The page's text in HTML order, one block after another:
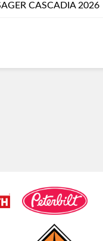
CASCADIA 2026